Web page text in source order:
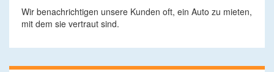
Wir benachrichtigen unsere Kunden oft, ein Auto zu mieten,
mit dem sie vertraut sind.